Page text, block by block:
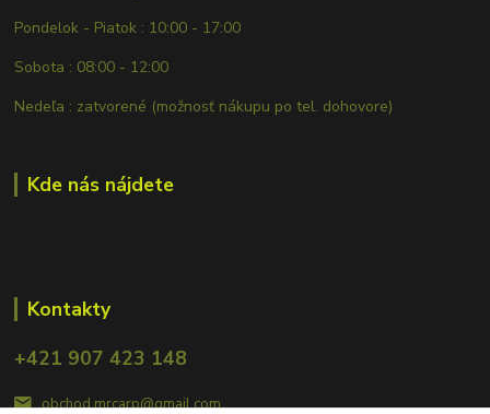
Pondelok - Piatok : 10:00 - 17:00
Sobota : 08:00 - 12:00
Nedeľa : zatvorené (možnosť nákupu po tel. dohovore)
Kde nás nájdete
Kontakty
+421 907 423 148
obchod.mrcarp@gmail.com